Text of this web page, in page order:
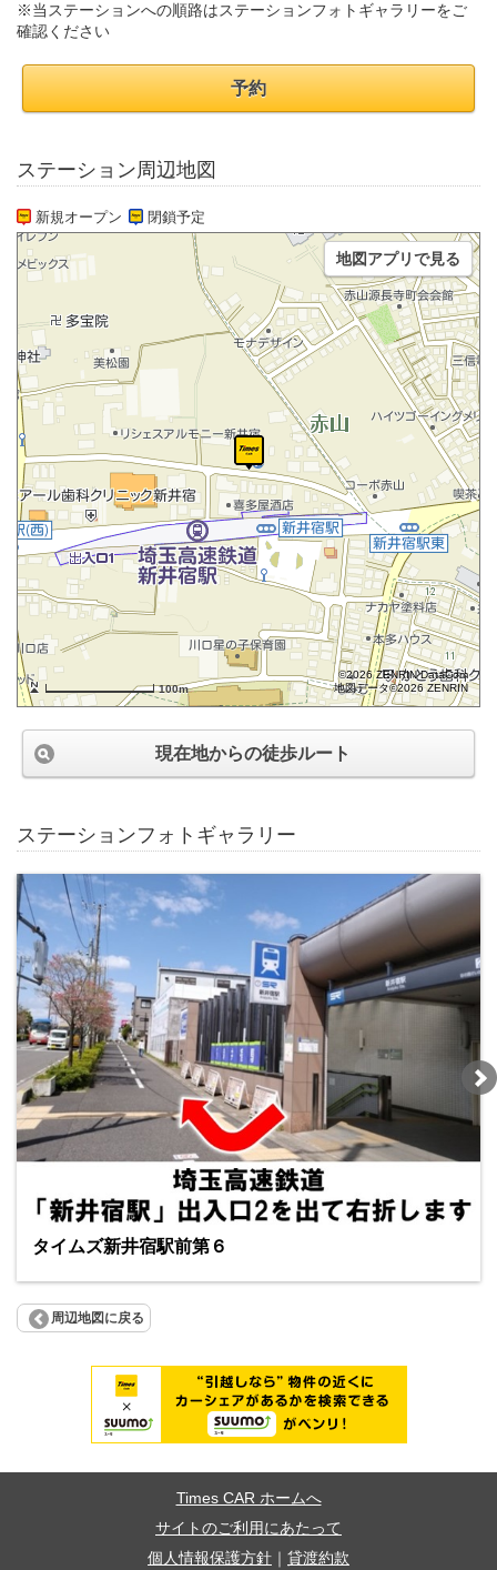
※当ステーションへの順路はステーションフォトギャラリーをご
確認ください
予約
ステーション周辺地図
新規オープン 閉鎖予定
100m
©2026 ZENRIN DataCom
地図データ©2026 ZENRIN
地図アプリで見る
現在地からの徒歩ルート
ステーションフォトギャラリー
タイムズ新井宿駅前第６
周辺地図に戻る
Times CAR ホームへ
サイトのご利用にあたって
個人情報保護方針
貸渡約款